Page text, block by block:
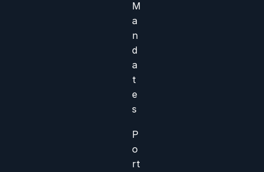
M
a
n
d
a
t
e
s
P
o
rt